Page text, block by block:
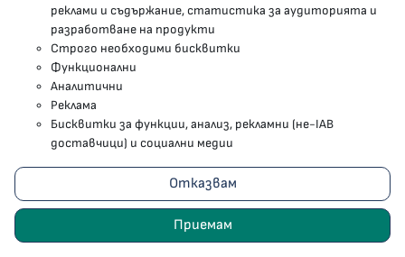
МЗ В СОЦИАЛНИТЕ МРЕЖИ
Facebook страница
Instragram профил
YouTube канал
Threads профил
реклами и съдържание, статистика за аудиторията и
разработване на продукти
Строго необходими бисквитки
Функционални
Аналитични
Реклама
Бисквитки за функции, анализ, рекламни (не-IAB
доставчици) и социални медии
Отказвам
Приемам